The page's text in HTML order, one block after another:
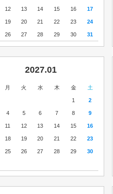
12 13 14 15 16 17
19 20 21 22 23 24
26 27 28 29 30 31
2027.01
月 火 水 木 金 土
1 2
4 5 6 7 8 9
11 12 13 14 15 16
18 19 20 21 22 23
25 26 27 28 29 30